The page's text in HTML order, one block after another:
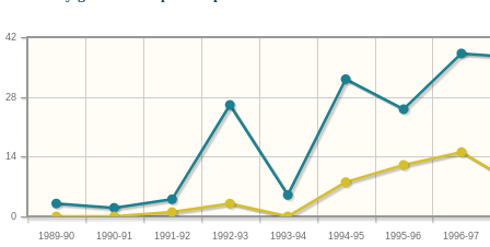
1989-90 1990-91 1991-92 1992-93 1993-94 1994-95 1995-96 1996-97
0
14
28
42